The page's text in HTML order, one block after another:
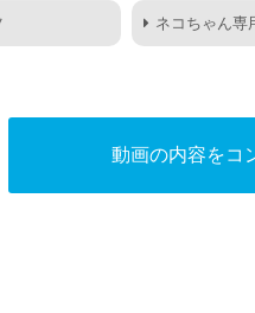
ネコちゃん専
動画の内容をコ